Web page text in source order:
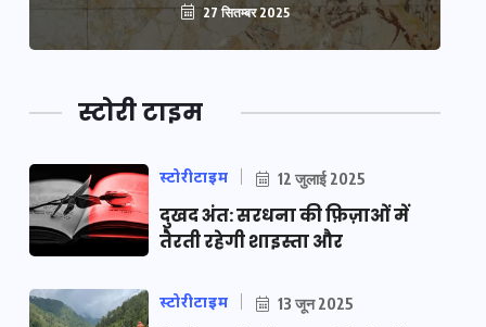
27 सितम्बर 2025
स्टोरी टाइम
स्टोरीटाइम 12 जुलाई 2025
दुखद अंत: सरधना की फ़िज़ाओं में
तैरती रहेगी शाइस्ता और
स्टोरीटाइम 13 जून 2025